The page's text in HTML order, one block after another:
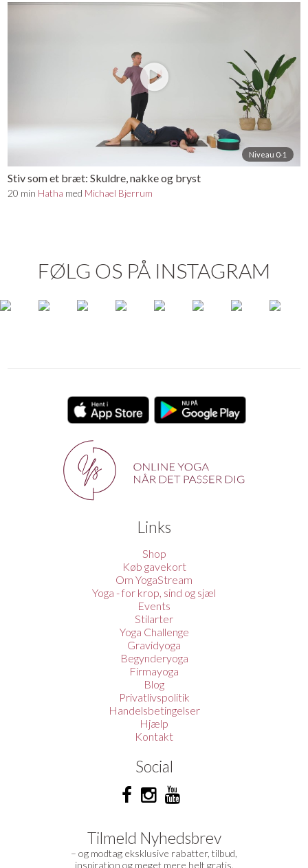
Niveau 0-1
Stiv som et bræt: Skuldre, nakke og bryst
20 min Hatha med Michael Bjerrum
FØLG OS PÅ INSTAGRAM
Links
Shop
Køb gavekort
Om YogaStream
Yoga - for krop, sind og sjæl
Events
Stilarter
Yoga Challenge
Gravidyoga
Begynderyoga
Firmayoga
Blog
Privatlivspolitik
Handelsbetingelser
Hjælp
Kontakt
Social
Tilmeld Nyhedsbrev
– og modtag eksklusive rabatter, tilbud,
inspiration og meget mere helt gratis.